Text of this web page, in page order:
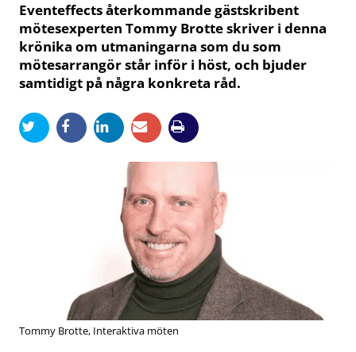
Eventeffects återkommande gästskribent
mötesexperten Tommy Brotte skriver i denna
krönika om utmaningarna som du som
mötesarrangör står inför i höst, och bjuder
samtidigt på några konkreta råd.
Tommy Brotte, Interaktiva möten